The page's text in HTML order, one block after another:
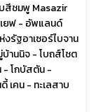
บสีชมพู Masazir
ยฟ - อัพแลนด์
รัฐอาเซอร์ไบจาน
านนิจ - โบถส์โชต
- โกบัสตัน -
เคน - ทะเลสาบ